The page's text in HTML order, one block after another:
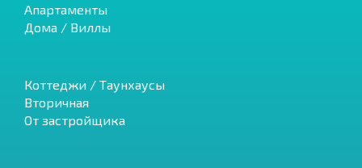
Апартаменты
Дома / Виллы
Коттеджи / Таунхаусы
Вторичная
От застройщика